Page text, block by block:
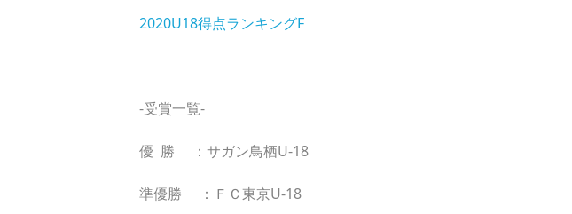
2020U18得点ランキングF
‐受賞一覧‐
優 勝 ：サガン鳥栖U-18
準優勝 ：ＦＣ東京U-18